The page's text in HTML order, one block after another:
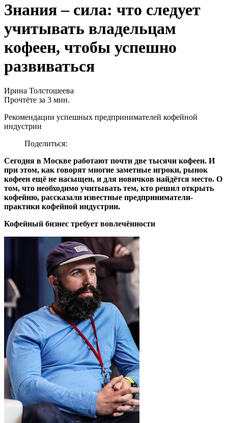
Знания – сила: что следует
учитывать владельцам
кофеен, чтобы успешно
развиваться
Ирина Толстошеева
Прочтёте за 3 мин.
Рекомендации успешных предпринимателей кофейной
индустрии
Поделиться:
Сегодня в Москве работают почти две тысячи кофеен. И
при этом, как говорят многие заметные игроки, рынок
кофеен ещё не насыщен, и для новичков найдётся место. О
том, что необходимо учитывать тем, кто решил открыть
кофейню, рассказали известные предприниматели-
практики кофейной индустрии.
Кофейный бизнес требует вовлечённости